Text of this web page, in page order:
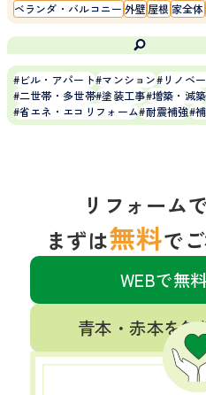
ベランダ・バルコニー 外壁屋根 家全体
ビル・アパート マンション リノベ
二世帯・多世帯 塗装工事 増築・減築
省エネ・エコリフォーム 耐震補強
リフォーム
まずは無料で
WEBで無
青本・赤本を無